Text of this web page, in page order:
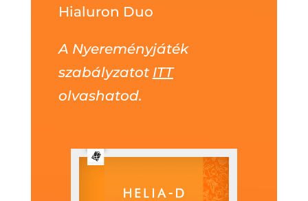
Hialuron Duo
A Nyereményjáték
szabályzatot ITT
olvashatod.